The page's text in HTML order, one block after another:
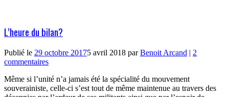
L’heure du bilan?
Publié le 29 octobre 20175 avril 2018 parBenoit Arcand | 2
commentaires
Même si l’unité n’a jamais été la spécialité du mouvement
souverainiste, celle-ci s’est tout de même maintenue au travers des